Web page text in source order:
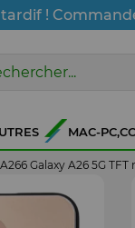
!
MAC-
Galaxy A26 5G TFT